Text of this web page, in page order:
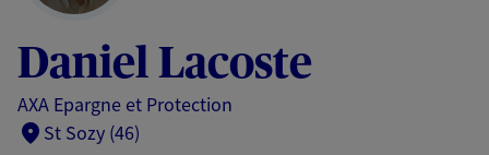
Daniel Lacoste
AXA Epargne et Protection
St Sozy (46)